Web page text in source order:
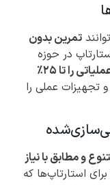
تمرین بدون
در حوزه
خطاهای عملیاتی را تا ۲۵٪
تجهیزات عملی را
و مطابق با نیاز
استارتاپ‌ها که